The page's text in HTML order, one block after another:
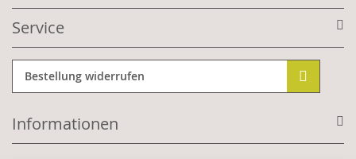
Service
Bestellung widerrufen
Informationen